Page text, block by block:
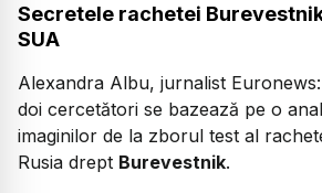
Secretele rachetei
SUA
Alexandra Albu, jurnalist Euronews:
doi cercetători se bazează pe o
imaginilor de la zborul test al
Rusia drept Burevestnik.